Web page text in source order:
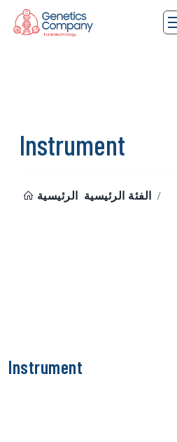
Instrument
الرئيسية الفئة الرئيسية
Instrument